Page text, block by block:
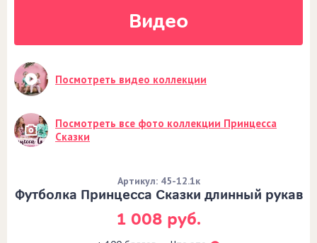
Видео
Посмотреть видео коллекции
Посмотреть все фото коллекции Принцесса
Сказки
1 008 руб.
Футболка Принцесса Сказки длинный рукав
Артикул: 45-12.1к